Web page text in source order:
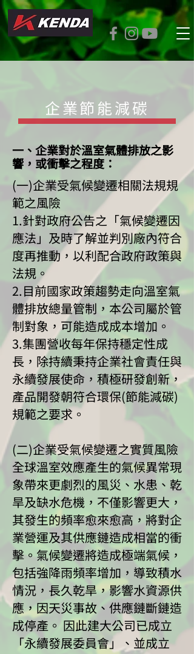
企業節能減碳
一、企業對於溫室氣體排放之影
響，或衝擊之程度：
(一)企業受氣候變遷相關法規規
範之風險
1.針對政府公告之「氣候變遷因
應法」及時了解並判別廠內符合
度再推動，以利配合政府政策與
法規。
2.目前國家政策趨勢走向溫室氣
體排放總量管制，本公司屬於管
制對象，可能造成成本增加。
3.集團營收每年保持穩定性成
長，除持續秉持企業社會責任與
永續發展使命，積極研發創新，
產品開發朝符合環保(節能減碳)
規範之要求。
(二)企業受氣候變遷之實質風險
全球溫室效應產生的氣候異常現
象帶來更劇烈的風災、水患、乾
旱及缺水危機，不僅影響更大，
其發生的頻率愈來愈高，將對企
業營運及其供應鏈造成相當的衝
擊。氣候變遷將造成極端氣候，
包括強降雨頻率增加，導致積水
情況，長久乾旱，影響水資源供
應，因天災事故、供應鏈斷鏈造
成停產。 因此建大公司已成立
「永續發展委員會」、並成立